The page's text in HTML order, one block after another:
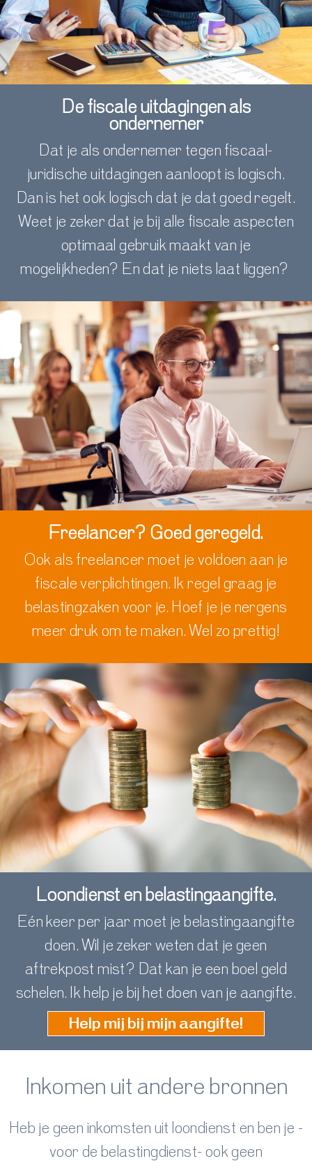
De fiscale uitdagingen als
ondernemer
Dat je als ondernemer tegen fiscaal-
juridische uitdagingen aanloopt is logisch.
Dan is het ook logisch dat je dat goed regelt.
Weet je zeker dat je bij alle fiscale aspecten
optimaal gebruik maakt van je
mogelijkheden? En dat je niets laat liggen?
Freelancer? Goed geregeld.
Ook als freelancer moet je voldoen aan je
fiscale verplichtingen. Ikregel graag je
belastingzaken voor je. Hoef je je nergens
meer druk om te maken.Wel zo prettig!
Loondienst en belastingaangifte.
Eén keer per jaar moet je belastingaangifte
doen. Wil je zeker weten dat je geen
aftrekpost mist? Dat kan je een boel geld
schelen. Ik help je bij het doen van je aangifte.
Help mij bij mijn aangifte!
Inkomen uit andere bronnen
Heb je geen inkomsten uit loondienst en ben je -
voor de belastingdienst- ook geen